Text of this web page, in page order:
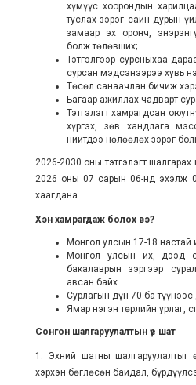
хүмүүс хоорондын
туслах зэрэг сайн дурын
замаар эх оронч,
болж төлөвших;
Тэтгэлгээр сурсныхаа
сурсан мэдсэнээрээ хувь
Төсөл санаачлан бичиж
Багаар ажиллах чадварт
Тэтгэлэгт хамрагдсан
хүргэх, зөв хандлага
нийтдээ нөлөөлөх зэрэг
2026-2030 оны тэтгэлэгт
2026 оны 07 сарын 06-нд эхэлж
хаагдана.
Хэн хамрагдаж болох вэ?
Монгол улсын 17-18 настай
Монгол улсын их, дээд
бакалаврын зэргээр
авсан байх
Сурлагын дүн 70 ба
Ямар нэгэн төрлийн урлаг,
Сонгон шалгаруулалтын үе шат
1. Эхний шатны шалгаруулалтыг
хэрхэн бөглөсөн байдал,